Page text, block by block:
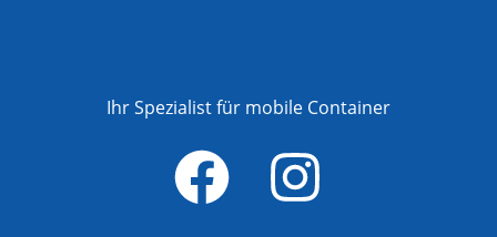
Ihr Spezialist für mobile Container